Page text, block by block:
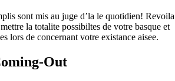
sont mis au juge d’la le quotidien! Revoila
la totalite possibiltes de votre basque et
lors de concernant votre existance aisee.
Out